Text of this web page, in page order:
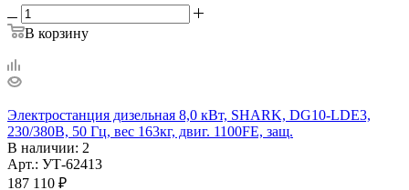
В корзину
Электростанция дизельная 8,0 кВт, SHARK, DG10-LDE3,
230/380В, 50 Гц, вес 163кг, двиг. 1100FE, защ.
В наличии: 2
Арт.: УТ-62413
187 110 ₽